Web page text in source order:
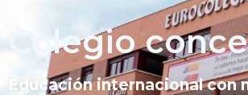
Colegio
Educación internacional con